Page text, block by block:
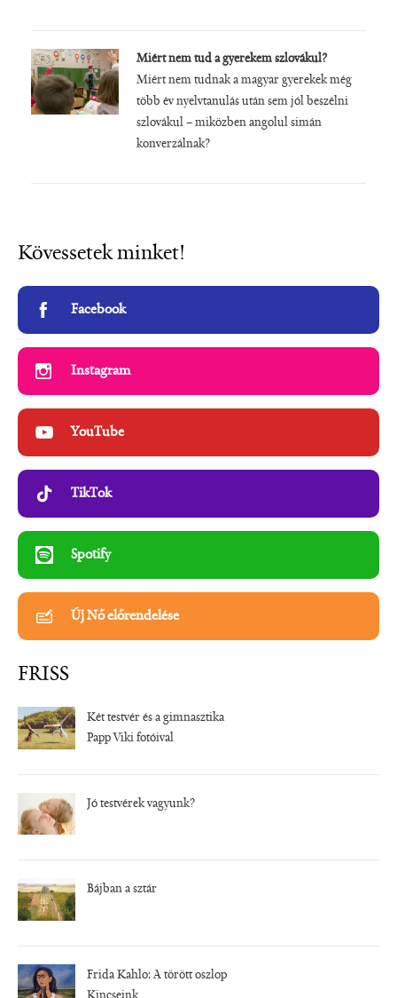
Miért nem tud a gyerekem szlovákul?
Miért nem tudnak a magyar gyerekek még
több év nyelvtanulás után sem jól beszélni
szlovákul – miközben angolul simán
konverzálnak?
Kövessetek minket!
Facebook
Instagram
YouTube
TikTok
Spotify
Új Nő előrendelése
FRISS
Két testvér és a gimnasztika
Papp Viki fotóival
Jó testvérek vagyunk?
Bájban a sztár
Frida Kahlo: A törött oszlop